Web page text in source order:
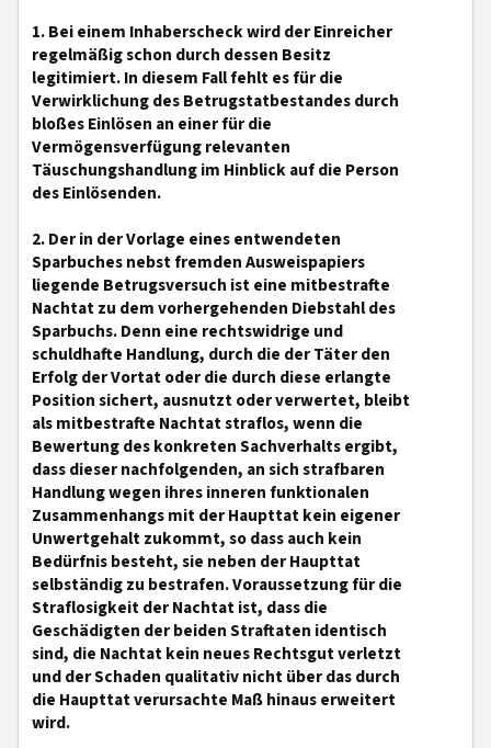
1. Bei einem Inhaberscheck wird der Einreicher
regelmäßig schon durch dessen Besitz
legitimiert. In diesem Fall fehlt es für die
Verwirklichung des Betrugstatbestandes durch
bloßes Einlösen an einer für die
Vermögensverfügung relevanten
Täuschungshandlung im Hinblick auf die Person
des Einlösenden.
2. Der in der Vorlage eines entwendeten
Sparbuches nebst fremden Ausweispapiers
liegende Betrugsversuch ist eine mitbestrafte
Nachtat zu dem vorhergehenden Diebstahl des
Sparbuchs. Denn eine rechtswidrige und
schuldhafte Handlung, durch die der Täter den
Erfolg der Vortat oder die durch diese erlangte
Position sichert, ausnutzt oder verwertet, bleibt
als mitbestrafte Nachtat straflos, wenn die
Bewertung des konkreten Sachverhalts ergibt,
dass dieser nachfolgenden, an sich strafbaren
Handlung wegen ihres inneren funktionalen
Zusammenhangs mit der Haupttat kein eigener
Unwertgehalt zukommt, so dass auch kein
Bedürfnis besteht, sie neben der Haupttat
selbständig zu bestrafen. Voraussetzung für die
Straflosigkeit der Nachtat ist, dass die
Geschädigten der beiden Straftaten identisch
sind, die Nachtat kein neues Rechtsgut verletzt
und der Schaden qualitativ nicht über das durch
die Haupttat verursachte Maß hinaus erweitert
wird.